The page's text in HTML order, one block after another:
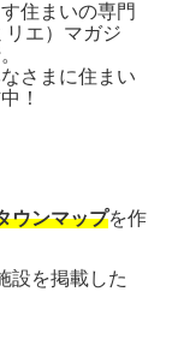
住まいの専門
エ）マガジ
さまに住まい
！
ウンマップを作
設を掲載した